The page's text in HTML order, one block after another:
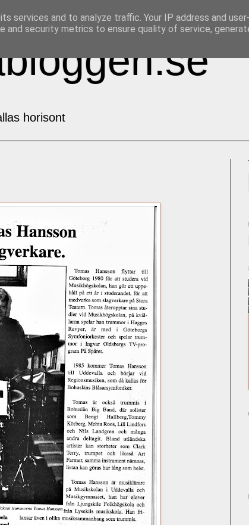
horisont
services and to analyze traffic. Your IP address and
and security metrics to ensure quality of service,